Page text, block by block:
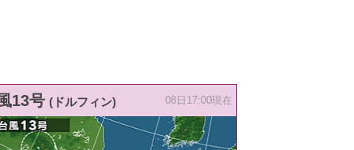
13号 (ドルフィン) 08日17:00現在